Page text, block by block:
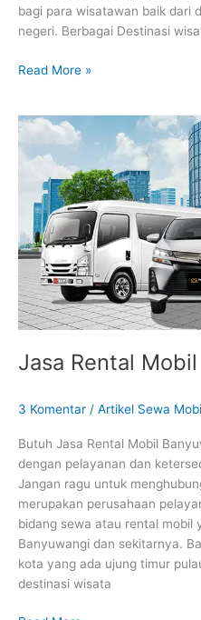
bagi para wisatawan baik dari
negeri. Berbagai Destinasi
Read More »
Jasa Rental
3 Komentar / Artikel Sewa
Butuh Jasa Rental Mobil
dengan pelayanan dan
Jangan ragu untuk
merupakan perusahaan
bidang sewa atau rental mobil
Banyuwangi dan sekitarnya.
kota yang ada ujung timur
destinasi wisata
Jasa
Rental
Mobil
Banyuwangi